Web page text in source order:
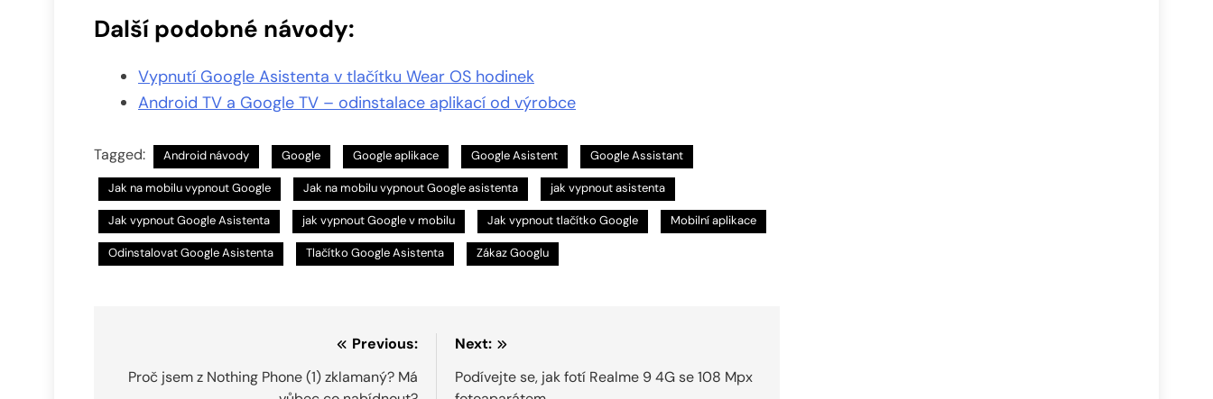
Další podobné návody:
Vypnutí Google Asistenta v tlačítku Wear OS hodinek
Android TV a Google TV – odinstalace aplikací od výrobce
Tagged: Android návody Google Google aplikace Google Asistent Google Assistant
Jak na mobilu vypnout Google Jak na mobilu vypnout Google asistenta jak vypnout asistenta
Jak vypnout Google Asistenta jak vypnout Google v mobilu Jak vypnout tlačítko Google Mobilní aplikace
Odinstalovat Google Asistenta Tlačítko Google Asistenta Zákaz Googlu
pro
Previous:
Proč jsem z Nothing Phone (1) zklamaný? Má
Next:
Podívejte se, jak fotí Realme 9 4G se 108 Mpx